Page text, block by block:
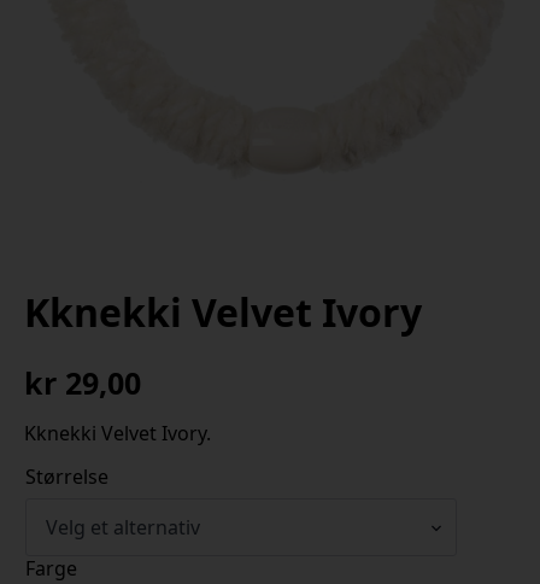
Kknekki Velvet Ivory
kr 29,00
Kknekki Velvet Ivory.
Størrelse
Farge